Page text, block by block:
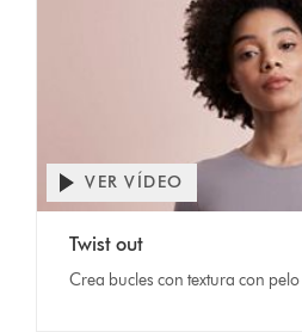
VER VÍDEO
Twist out
Crea bucles con textura con